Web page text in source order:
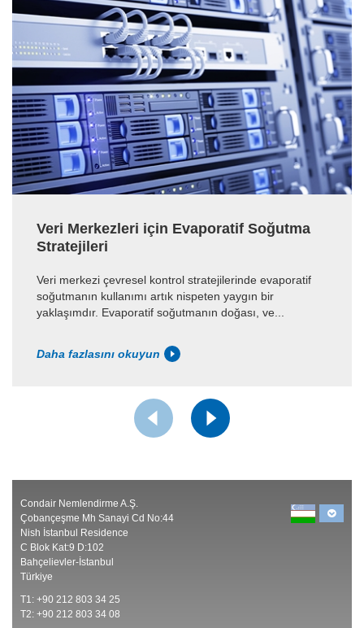
Veri Merkezleri için Evaporatif Soğutma
Stratejileri
Veri merkezi çevresel kontrol stratejilerinde evaporatif
soğutmanın kullanımı artık nispeten yaygın bir
yaklaşımdır. Evaporatif soğutmanın doğası, ve...
Daha fazlasını okuyun
Condair Nemlendirme A.Ş.
Çobançeşme Mh Sanayi Cd No:44
Nish İstanbul Residence
C Blok Kat:9 D:102
Bahçelievler-İstanbul
Türkiye
T1: +90 212 803 34 25
T2: +90 212 803 34 08